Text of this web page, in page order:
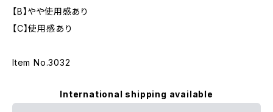
【B】やや使用感あり
【C】使用感あり
Item No.3032
International shipping available